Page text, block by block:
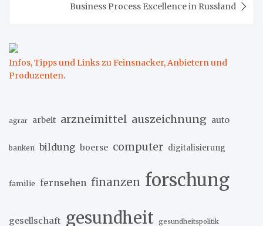
Business Process Excellence in Russland
Infos, Tipps und Links zu Feinsnacker, Anbietern und
Produzenten.
agrar arbeit arzneimittel auszeichnung auto
banken bildung boerse computer digitalisierung
familie fernsehen finanzen forschung
gesellschaft gesundheit gesundheitspolitik